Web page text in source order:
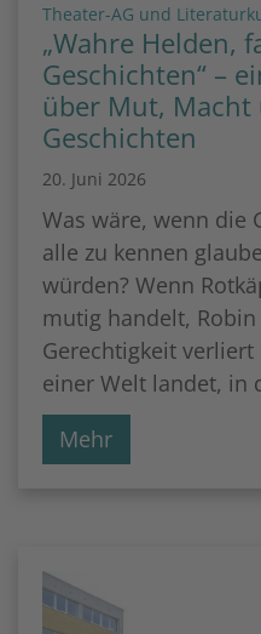
Theater-AG und
„Wahre Helden,
Geschichten“ –
über Mut,
Geschichten
20. Juni 2026
Was wäre, wenn die
alle zu kennen
würden? Wenn
mutig handelt,
Gerechtigkeit
einer Welt landet, in
Mehr